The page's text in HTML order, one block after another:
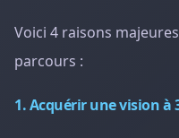
Voici 4 raisons
parcours :
1. Acquérir une vision à